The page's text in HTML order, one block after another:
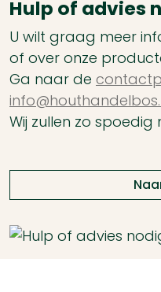
Hulp of advies
U wilt graag meer
of over onze
Ga naar de
Wij zullen zo spoedig